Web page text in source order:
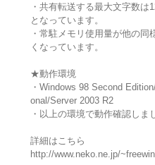
・共有転送する最大文字数は
となっています。
・常駐メモリ使用量が他の
くなっています。
★動作環境
・Windows 98 Second
onal/Server 2003 R2
・以上の環境で動作確認しま
詳細はこちら
http://www.neko.ne.jp/